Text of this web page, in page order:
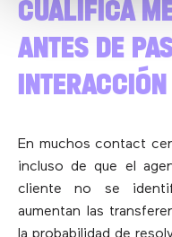
CUALIFICA
ANTES DE
En muchos contact
incluso de que el
cliente no se
aumentan las
la probabilidad de